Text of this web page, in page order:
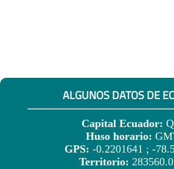
ALGUNOS DATOS DE
Capital Ecuador:
Huso horario:
GPS: -0.2201641 ; -
Territorio: